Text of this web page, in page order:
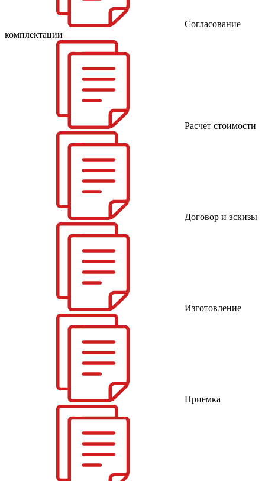
Согласование
комплектации
Расчет стоимости
Договор и эскизы
Изготовление
Приемка